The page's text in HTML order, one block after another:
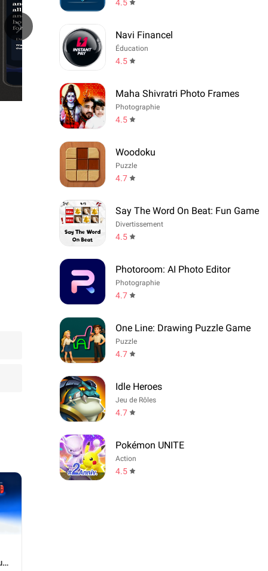
4.5
Navi Financel
Éducation
4.5
Maha Shivratri Photo Frames
Photographie
4.5
Woodoku
Puzzle
4.7
Say The Word On Beat: Fun Game
Divertissement
4.5
Photoroom: AI Photo Editor
Photographie
4.7
One Line: Drawing Puzzle Game
Puzzle
4.7
Idle Heroes
Jeu de Rôles
4.7
Pokémon UNITE
Action
4.5